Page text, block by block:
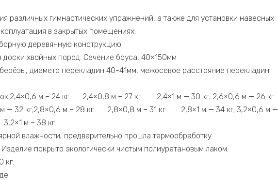
различных гимнастических упражнений, а также для установки навесных
в закрытых помещениях.
деревянную конструкцию.
доски хвойных пород. Сечение бруса, 40×150мм
диаметр перекладин 40-41мм, межосевое расстояние перекладин
м – 24 кг 2,4×0,8 м – 27 кг 2,4×1 м — 30 кг; 2,6×0,6 м — 26 кг
32 кг;2,8×0,6 м – 28 кг 2,8×0,8 м – 31 кг 2,8×1 м — 34 кг; 3,2×0,6 м —
м – 38 кг.
влажности, предварительно прошла термообработку.
покрыто экологически чистым полиуретановым лаком.
кг.